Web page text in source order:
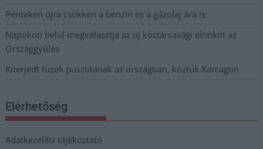
Pénteken újra csökken a benzin és a gázolaj ára is
Napokon belül megválasztja az új köztársasági elnököt az
Országgyűlés
Kiterjedt tüzek pusztítanak az országban, köztük Karcagon
Elérhetőség
Adatkezelési tájékoztató